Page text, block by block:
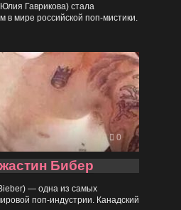
Гаврикова) стала
в мире российской поп-мистики.
0
Бибер
— одна из самых
поп-индустрии. Канадский